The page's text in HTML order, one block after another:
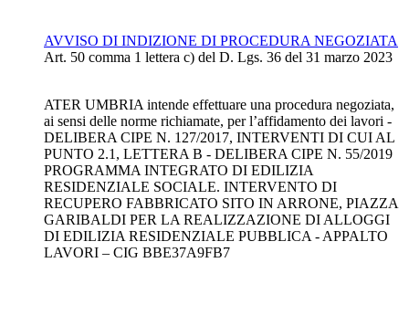
AVVISO DI INDIZIONE DI PROCEDURA NEGOZIATA
Art. 50 comma 1 lettera c) del D. Lgs. 36 del 31 marzo 2023
ATER UMBRIA intende effettuare una procedura negoziata,
ai sensi delle norme richiamate, per l’affidamento dei lavori -
DELIBERA CIPE N. 127/2017, INTERVENTI DI CUI AL
PUNTO 2.1, LETTERA B - DELIBERA CIPE N. 55/2019
PROGRAMMA INTEGRATO DI EDILIZIA
RESIDENZIALE SOCIALE. INTERVENTO DI
RECUPERO FABBRICATO SITO IN ARRONE, PIAZZA
GARIBALDI PER LA REALIZZAZIONE DI ALLOGGI
DI EDILIZIA RESIDENZIALE PUBBLICA - APPALTO
LAVORI – CIG BBE37A9FB7